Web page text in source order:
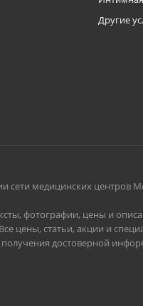
Другие
сети медицинских центров
фотографии, цены и
цены, статьи, акции и
достоверной